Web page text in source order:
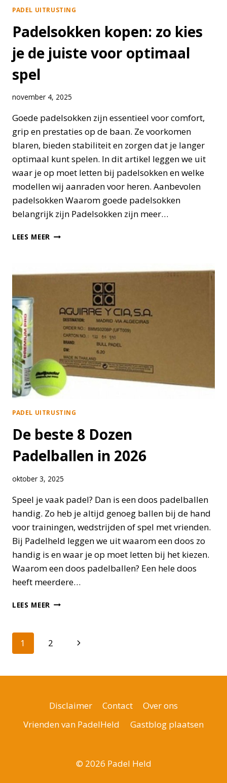
PADEL UITRUSTING
Padelsokken kopen: zo kies
je de juiste voor optimaal
spel
november 4, 2025
Goede padelsokken zijn essentieel voor comfort,
grip en prestaties op de baan. Ze voorkomen
blaren, bieden stabiliteit en zorgen dat je langer
optimaal kunt spelen. In dit artikel leggen we uit
waar je op moet letten bij padelsokken en welke
modellen wij aanraden voor heren. Aanbevolen
padelsokken Waarom goede padelsokken
belangrijk zijn Padelsokken zijn meer…
LEES MEER PADELSOKKEN
JE
VOOR
OPTIMAAL
SPEL
PADEL UITRUSTING
De beste 8 Dozen
Padelballen in 2026
oktober 3, 2025
Speel je vaak padel? Dan is een doos padelballen
handig. Zo heb je altijd genoeg ballen bij de hand
voor trainingen, wedstrijden of spel met vrienden.
Bij Padelheld leggen we uit waarom een doos zo
handig is en waar je op moet letten bij het kiezen.
Waarom een doos padelballen? Een hele doos
heeft meerdere…
LEES MEER DE
PADELBALLEN
Paginanavigatie
1 2
Volgende
Disclaimer Contact
Over ons
Vrienden van PadelHeld
Gastblog plaatsen
© 2026 Padel Held